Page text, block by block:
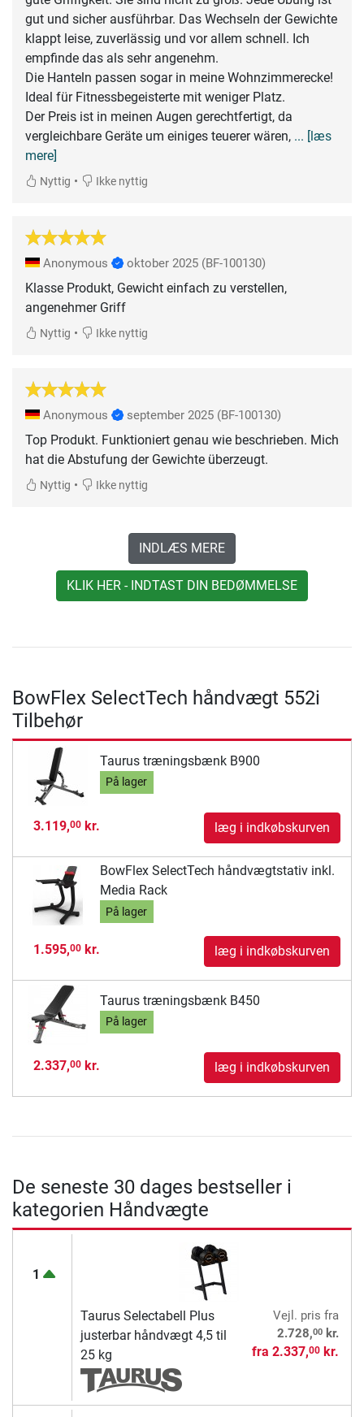
gut und sicher ausführbar. Das Wechseln der Gewichte
klappt leise, zuverlässig und vor allem schnell. Ich
empfinde das als sehr angenehm.
Die Hanteln passen sogar in meine Wohnzimmerecke!
Ideal für Fitnessbegeisterte mit weniger Platz.
Der Preis ist in meinen Augen gerechtfertigt, da
vergleichbare Geräte um einiges teuerer wären, ... [læs
mere]
Nyttig • Ikke nyttig
Anonymous oktober 2025 (BF-100130)
Klasse Produkt, Gewicht einfach zu verstellen,
angenehmer Griff
Nyttig • Ikke nyttig
Anonymous september 2025 (BF-100130)
Top Produkt. Funktioniert genau wie beschrieben. Mich
hat die Abstufung der Gewichte überzeugt.
Nyttig • Ikke nyttig
INDLÆS MERE
KLIK HER - INDTAST DIN BEDØMMELSE
BowFlex SelectTech håndvægt 552i
Tilbehør
Taurus træningsbænk B900
På lager
3.119,00kr. læg i indkøbskurven
BowFlex SelectTech håndvægtstativ inkl.
Media Rack
På lager
1.595,00kr. læg i indkøbskurven
Taurus træningsbænk B450
På lager
2.337,00kr. læg i indkøbskurven
De seneste 30 dages bestseller i
kategorien Håndvægte
1
Taurus Selectabell Plus
justerbar håndvægt 4,5 til
25 kg
Vejl. pris fra
2.728,00kr.
fra 2.337,00kr.